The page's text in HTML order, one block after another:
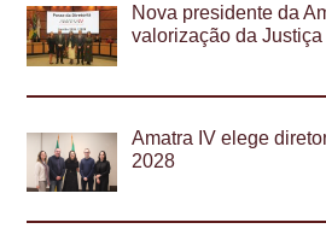
Nova presidente da
valorização da
Amatra IV elege
2028